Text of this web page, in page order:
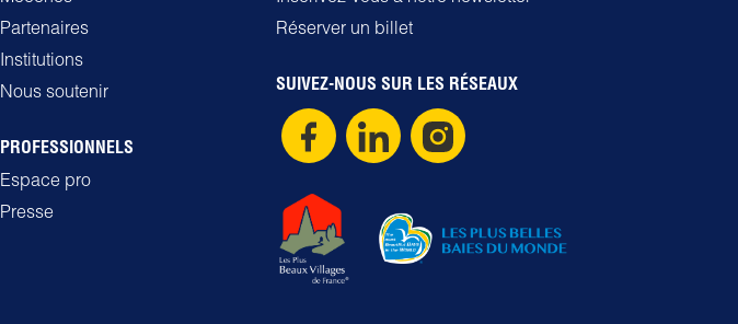
Partenaires
Institutions
Nous soutenir
PROFESSIONNELS
Espace pro
Presse
Réserver un billet
SUIVEZ-NOUS SUR LES RÉSEAUX